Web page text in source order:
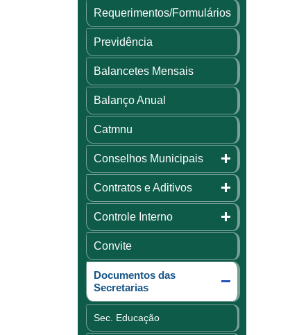
Requerimentos/Formulários
Previdência
Balancetes Mensais
Balanço Anual
Catmnu
Conselhos Municipais
Contratos e Aditivos
Controle Interno
Convite
Documentos das
Secretarias
Sec. Educação